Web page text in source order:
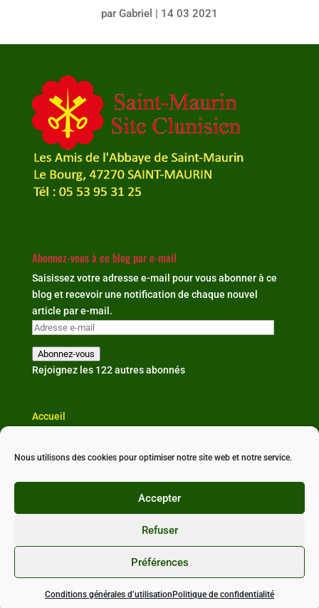
Nous utilisons des cookies pour optimiser notre site web et notre service.
Accepter
Refuser
Préférences
Conditions générales d’utilisation Politique de confidentialité
par Gabriel | 14 03 2021
Abonnez-vous à ce blog par e-mail
Saisissez votre adresse e-mail pour vous abonner à ce
blog et recevoir une notification de chaque nouvel
article par e-mail.
Adresse
mail
Abonnez-vous
Rejoignez les 122 autres abonnés
Accueil
Actualités
Conçu avec ❤ parStudioXine Communication
•
Politique de confidentialité•Mentions légales•CGU